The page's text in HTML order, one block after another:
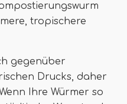
tropischere
gegenüber
Drucks, daher
Ihre Würmer so